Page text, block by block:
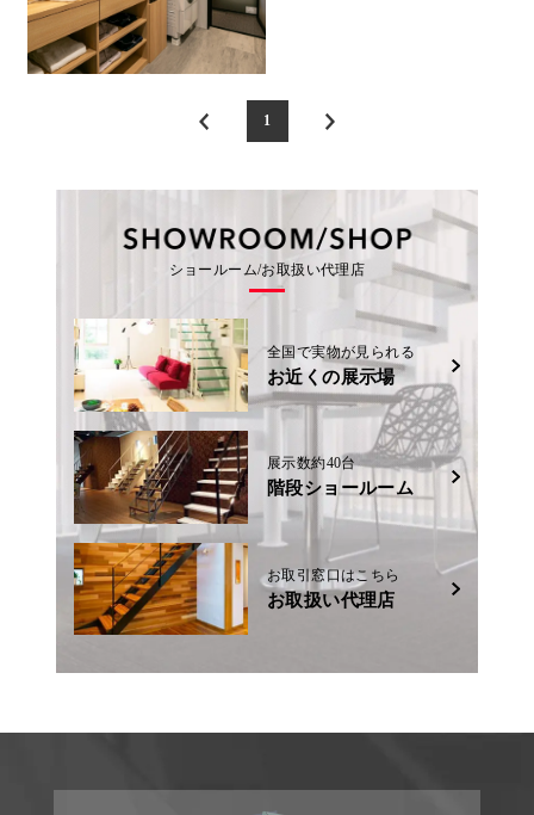
1
ショールーム/お取扱い代理店
全国で実物が見られる
お近くの展示場
展示数約40台
階段ショールーム
お取引窓口はこちら
お取扱い代理店